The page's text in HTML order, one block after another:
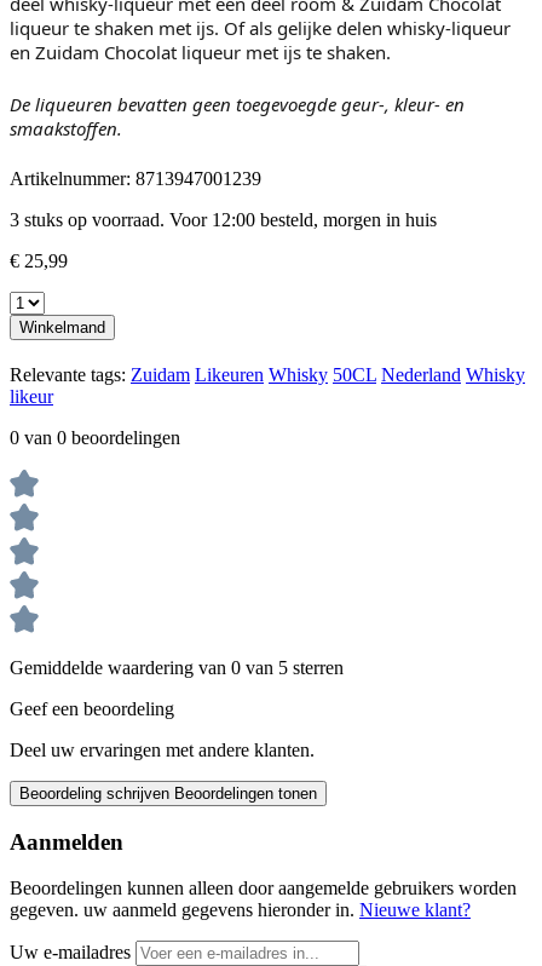
liqueur te shaken met ijs. Of als gelijke delen whisky-liqueur
en Zuidam Chocolat liqueur met ijs te shaken.
De liqueuren bevatten geen toegevoegde geur-, kleur- en
smaakstoffen.
Artikelnummer: 8713947001239
3 stuks op voorraad. Voor 12:00 besteld, morgen in huis
€ 25,99
Winkelmand
Relevante tags: Zuidam Likeuren Whisky 50CL Nederland Whisky
likeur
0 van 0 beoordelingen
Gemiddelde waardering van 0 van 5 sterren
Geef een beoordeling
Deel uw ervaringen met andere klanten.
Beoordeling schrijven Beoordelingen tonen
Aanmelden
Beoordelingen kunnen alleen door aangemelde gebruikers worden
gegeven. uw aanmeld gegevens hieronder in. Nieuwe klant?
Uw e-mailadres